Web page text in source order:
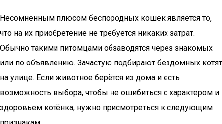
Несомненным плюсом беспородных кошек является то,
что на их приобретение не требуется никаких затрат.
Обычно такими питомцами обзаводятся через знакомых
или по объявлению. Зачастую подбирают бездомных котят
на улице. Если животное берётся из дома и есть
возможность выбора, чтобы не ошибиться с характером и
здоровьем котёнка, нужно присмотреться к следующим